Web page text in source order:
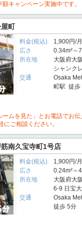
キャンペーン実施中です。
町
料金(税込)
1,900円/
広さ
0.34m²～
所在地
大阪府大
シャンク
交通
Osaka
町駅 徒歩
ームを見た」とお電話でお
にご相談ください。
南久宝寺町1号店
料金(税込)
1,900円/
広さ
0.24m²～
所在地
大阪府大
6-9 日宝
交通
Osaka
徒歩 5分